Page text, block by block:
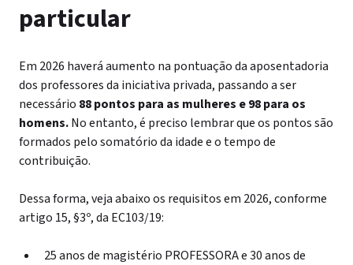
particular
Em 2026 haverá aumento na pontuação da aposentadoria
dos professores da iniciativa privada, passando a ser
necessário 88 pontos para as mulheres e 98 para os
homens.No entanto, é preciso lembrar que os pontos são
formados pelo somatório da idade e o tempo de
contribuição.
Dessa forma, veja abaixo os requisitos em 2026, conforme
artigo 15, §3º, da EC103/19:
25 anos de magistério PROFESSORA e 30 anos de